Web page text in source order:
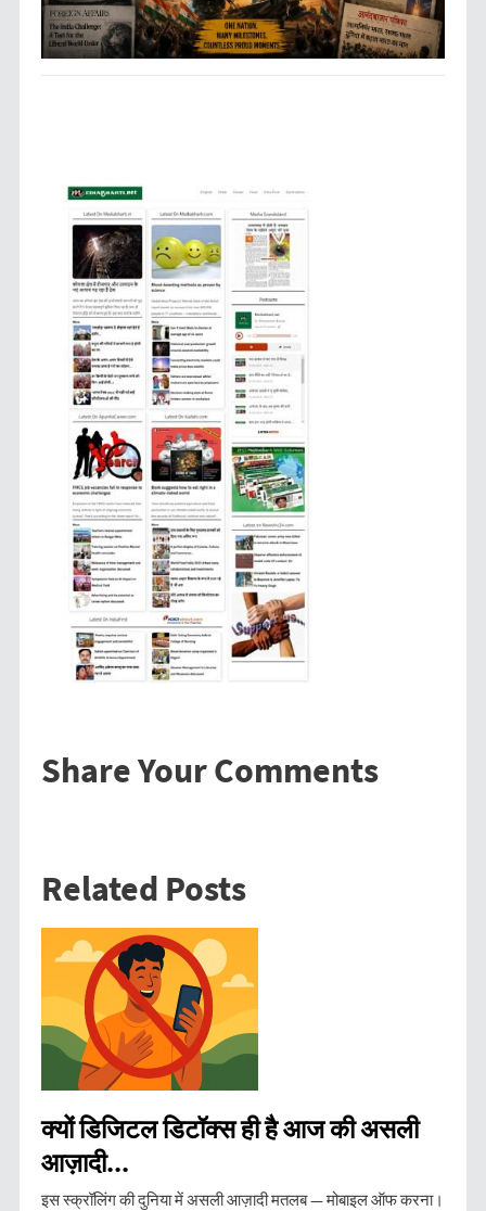
Share Your Comments
Related Posts
क्यों डिजिटल डिटॉक्स ही है आज की असली
आज़ादी...
इस स्क्रॉलिंग की दुनिया में असली आज़ादी मतलब — मोबाइल ऑफ करना।